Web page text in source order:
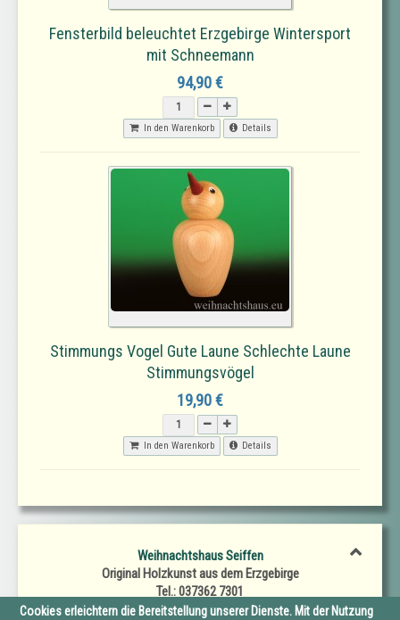
Fensterbild beleuchtet Erzgebirge Wintersport
mit Schneemann
94,90 €
In den Warenkorb Details
Stimmungs Vogel Gute Laune Schlechte Laune
Stimmungsvögel
19,90 €
In den Warenkorb Details
Weihnachtshaus Seiffen
Original Holzkunst aus dem Erzgebirge
Tel.: 037362 7301
Fax.: 037362 7302
Cookies erleichtern die Bereitstellung unserer Dienste. Mit der Nutzung